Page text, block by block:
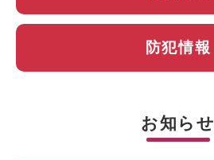
防犯情報
お知らせ